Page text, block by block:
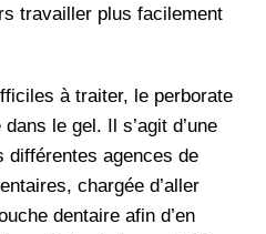
travailler plus facilement
à traiter, le perborate
le gel. Il s’agit d’une
différentes agences de
chargée d’aller
dentaire afin d’en